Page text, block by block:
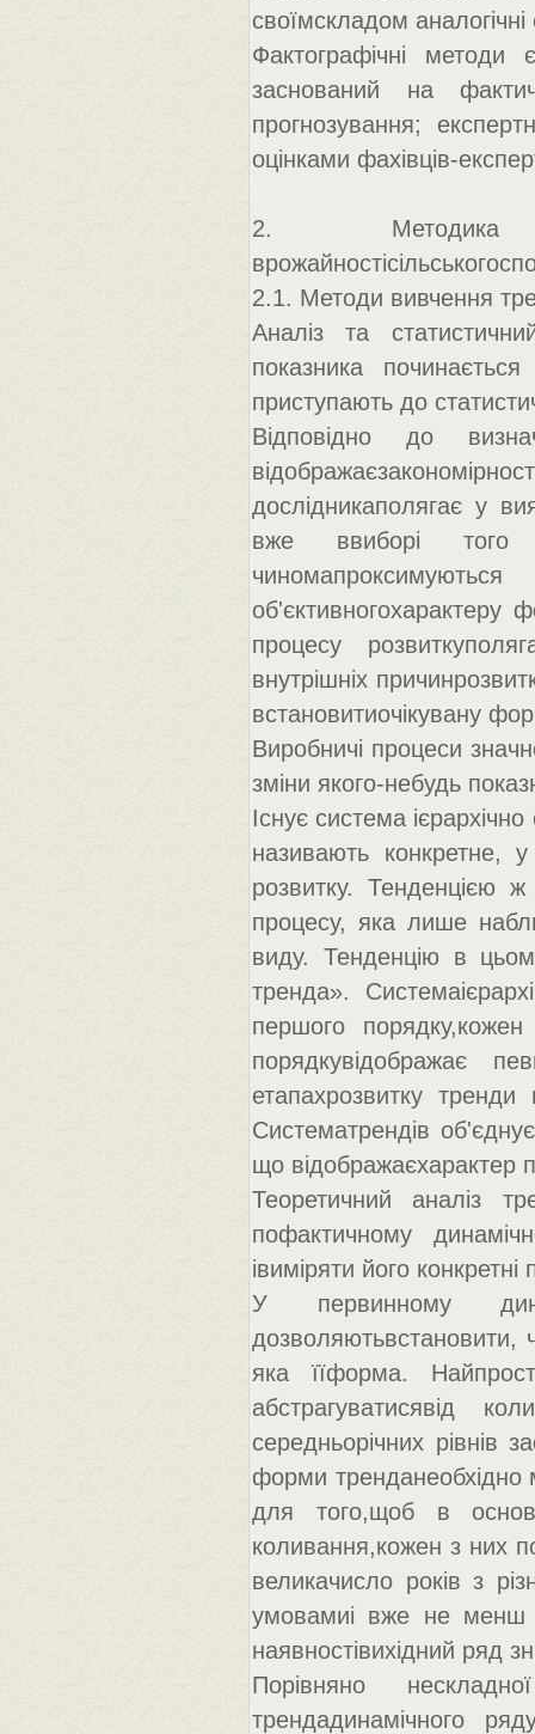
своїмскладом
Фактографічні методи
заснований на
прогнозування;
оцінками фахівців-
2. Методика
2.1. Методи вивчення
Аналіз та
показника
приступають до
Відповідно до
дослідникаполягає у
вже ввиборі того
об'єктивногохарактеру
процесу
внутрішніх
встановитиочікувану
Виробничі процеси
зміни якого-небудь
Існує система
називають конкретне,
розвитку. Тенденцією ж
процесу, яка лише
виду. Тенденцію в
тренда».
першого
порядкувідображає
етапахрозвитку
Систематрендів
що відображаєхарактер
Теоретичний аналіз
пофактичному
івиміряти його
У первинному
дозволяютьвстановити,
яка їїформа.
абстрагуватисявід
середньорічних рівнів
форми тренданеобхідно
для того,щоб в
коливання,кожен з них
великачисло років з
умовамиі вже не менш
наявностівихідний ряд
Порівняно
трендадинамічного